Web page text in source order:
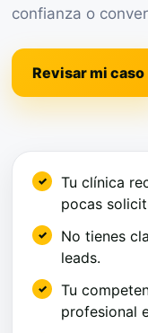
confianza o
Revisar mi caso
Tu clínica
pocas
No tienes
leads.
Tu
profesional